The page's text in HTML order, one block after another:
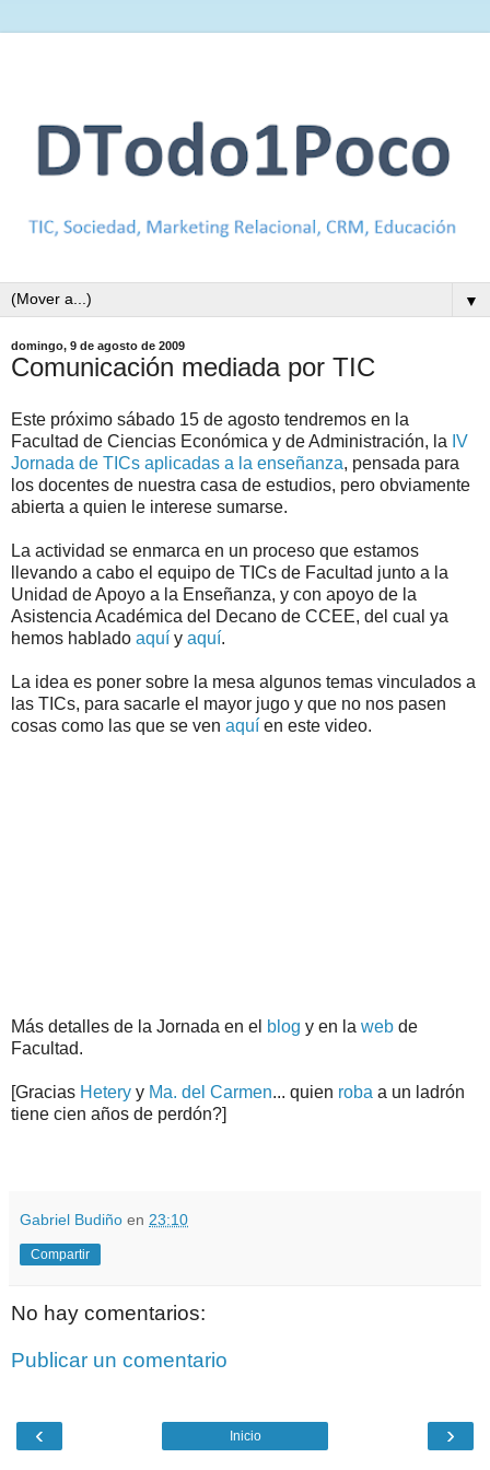
▼
domingo, 9 de agosto de 2009
Comunicación mediada por TIC
Este próximo sábado 15 de agosto tendremos en la
Facultad de Ciencias Económica y de Administración, la IV
Jornada de TICs aplicadas a la enseñanza, pensada para
los docentes de nuestra casa de estudios, pero obviamente
abierta a quien le interese sumarse.
La actividad se enmarca en un proceso que estamos
llevando a cabo el equipo de TICs de Facultad junto a la
Unidad de Apoyo a la Enseñanza, y con apoyo de la
Asistencia Académica del Decano de CCEE, del cual ya
hemos hablado aquí y aquí.
La idea es poner sobre la mesa algunos temas vinculados a
las TICs, para sacarle el mayor jugo y que no nos pasen
cosas como las que se ven aquí en este video.
Más detalles de la Jornada en el blog y en la web de
Facultad.
[Gracias Hetery y Ma. del Carmen... quien roba a un ladrón
tiene cien años de perdón?]
Gabriel Budiño en 23:10
Compartir
No hay comentarios:
Publicar un comentario
‹ ›
Inicio